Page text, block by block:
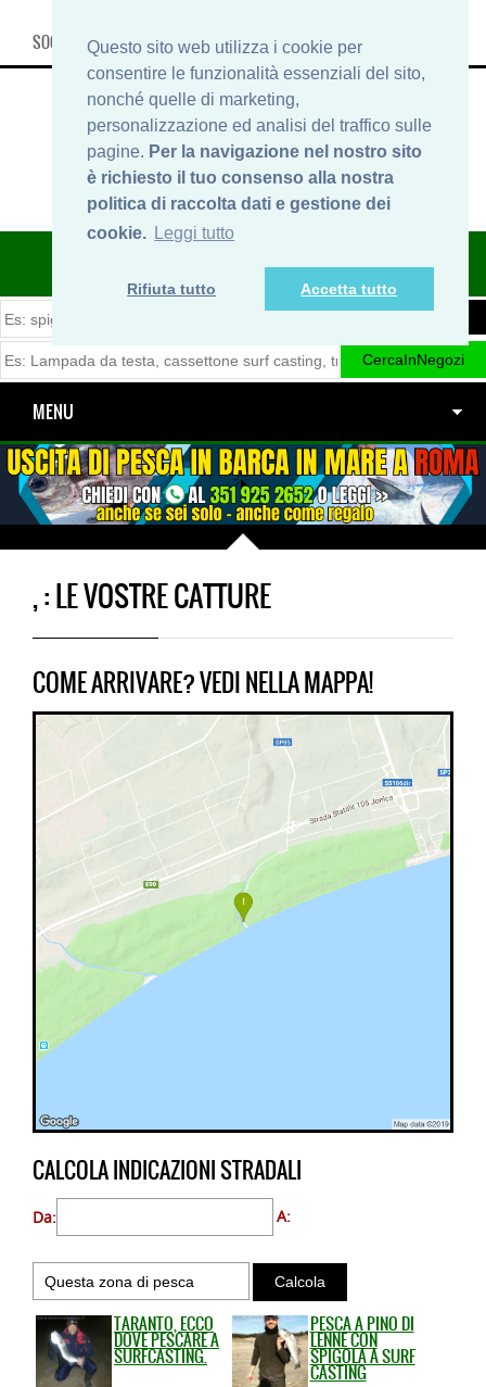
Questo sito web utilizza i cookie per
consentire le funzionalità essenziali del sito,
nonché quelle di marketing,
personalizzazione ed analisi del traffico sulle
pagine. Per la navigazione nel nostro sito
è richiesto il tuo consenso alla nostra
politica di raccolta dati e gestione dei
cookie. Leggi tutto
Rifiuta tutto Accetta tutto
SOCIAL, INFO & SHOP
ITINERARIDIPESCA.IT
MENU
, : LE VOSTRE CATTURE
COME ARRIVARE? VEDI NELLA MAPPA!
CALCOLA INDICAZIONI STRADALI
Da: A:
TARANTO, ECCO
DOVE PESCARE A
SURFCASTING.
PESCA A PINO DI
LENNE CON
SPIGOLA A SURF
CASTING